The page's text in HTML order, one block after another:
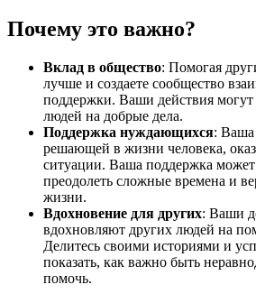
Почему это важно?
Вклад в общество: Помогая
лучше и создаете сообщество
поддержки. Ваши действия могут
людей на добрые дела.
Поддержка нуждающихся: Ваша
решающей в жизни человека,
ситуации. Ваша поддержка
преодолеть сложные времена и
жизни.
Вдохновение для других: Ваши
вдохновляют других людей на
Делитесь своими историями и
показать, как важно быть
помочь.